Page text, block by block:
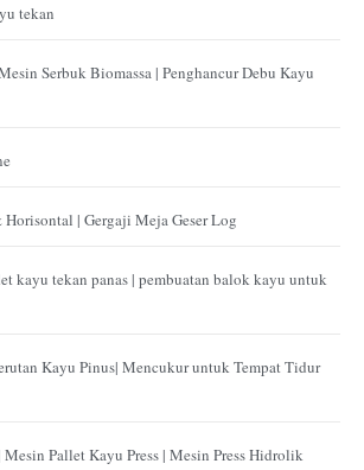
tekan
Serbuk Biomassa | Penghancur Debu Kayu
| Gergaji Meja Geser Log
kayu tekan panas | pembuatan balok kayu untuk
Kayu Pinus| Mencukur untuk Tempat Tidur
Pallet Kayu Press | Mesin Press Hidrolik